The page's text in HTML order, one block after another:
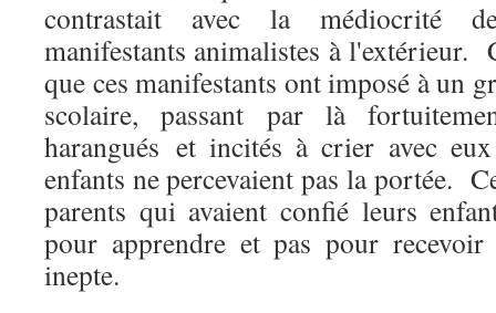
contrastait avec la médiocrité
manifestants animalistes à l'extérieur.
que ces manifestants ont imposé à un
scolaire, passant par là
harangués et incités à crier avec
enfants ne percevaient pas la portée.
parents qui avaient confié leurs
pour apprendre et pas pour recevoir
inepte.